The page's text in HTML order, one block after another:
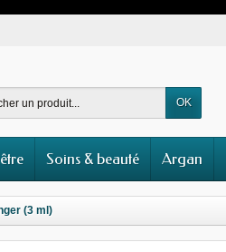
OK
Soins & beauté Argan
(3 ml)